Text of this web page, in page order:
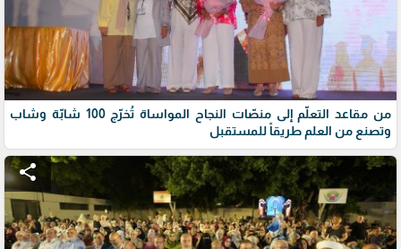
من مقاعد التعلّم إلى منصّات النجاح المواساة تُخرّج 100 شابّة وشاب
وتصنع من العلم طريقاً للمستقبل
share